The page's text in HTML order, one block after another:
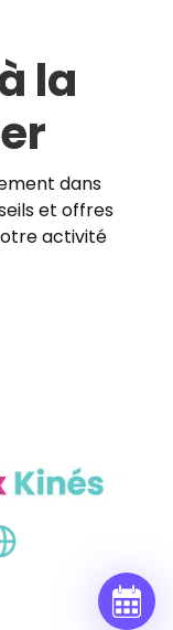
la
dans
et offres
activité